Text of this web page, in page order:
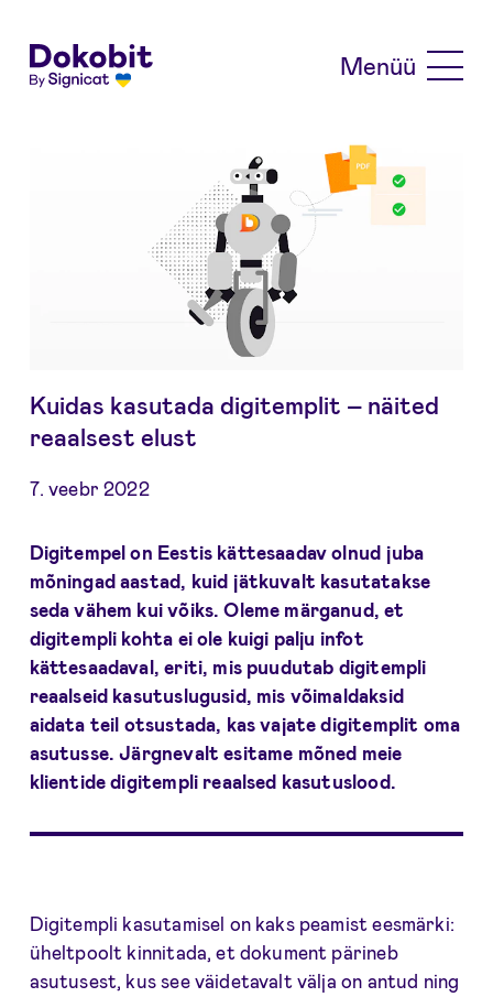
Menüü
7. veebr 2022
Kuidas kasutada digitemplit – näited
reaalsest elust
Digitempel on Eestis kättesaadav olnud juba
mõningad aastad, kuid jätkuvalt kasutatakse
seda vähem kui võiks. Oleme märganud, et
digitempli kohta ei ole kuigi palju infot
kättesaadaval, eriti, mis puudutab digitempli
reaalseid kasutuslugusid, mis võimaldaksid
aidata teil otsustada, kas vajate digitemplit oma
asutusse. Järgnevalt esitame mõned meie
klientide digitempli reaalsed kasutuslood.
Digitempli kasutamisel on kaks peamist eesmärki:
üheltpoolt kinnitada, et dokument pärineb
asutusest, kus see väidetavalt välja on antud ning